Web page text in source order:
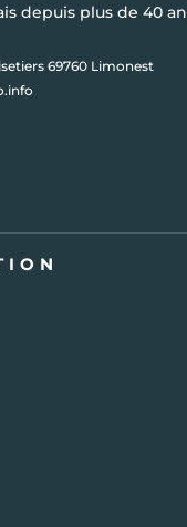
depuis plus de 40
69760 Limonest